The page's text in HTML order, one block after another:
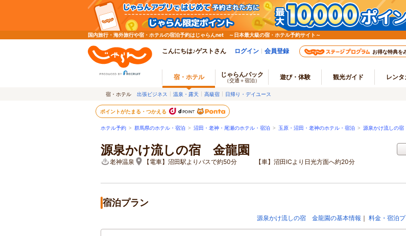
国内旅行・海外旅行や宿・ホテルの宿泊予約はじゃらんnet ～日本最大級の宿・ホテル予約サイト～
こんにちは♪ゲストさん ログイン 会員登録 お得な特典を
宿・ホテル じゃらんパック
（交通＋宿泊） 遊び・体験 観光ガイド レンタ
宿・ホテル 出張ビジネス 温泉・露天 高級宿 日帰り・デイユース
ポイントがたまる・つかえる
ホテル予約 > 群馬県のホテル・宿泊 > 沼田・老神・尾瀬のホテル・宿泊 > 玉原・沼田・老神のホテル・宿泊 > 源泉かけ流しの
源泉かけ流しの宿 金龍園
老神温泉 【電車】沼田駅よりバスで約50分 【車】沼田ICより日光方面へ約20分
宿泊プラン
源泉かけ流しの宿 金龍園の基本情報 ｜ 料金・宿泊